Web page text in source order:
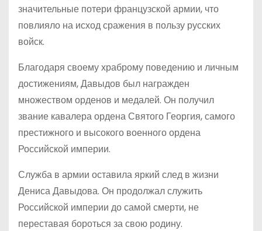
значительные потери французской армии, что
повлияло на исход сражения в пользу русских
войск.
Благодаря своему храброму поведению и личным
достижениям, Давыдов был награжден
множеством орденов и медалей. Он получил
звание кавалера ордена Святого Георгия, самого
престижного и высокого военного ордена
Российской империи.
Служба в армии оставила яркий след в жизни
Дениса Давыдова. Он продолжал служить
Российской империи до самой смерти, не
переставая бороться за свою родину.